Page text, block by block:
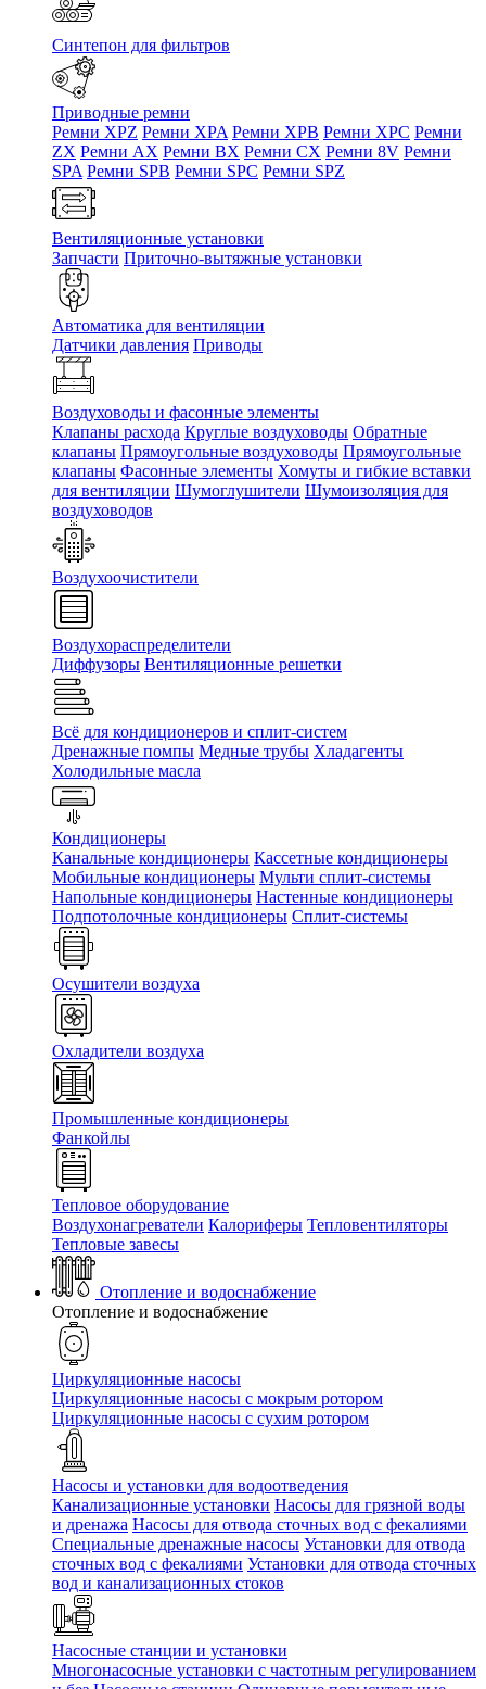
Синтепон для фильтров
Приводные ремни
Ремни XPZ Ремни XPA Ремни XPB Ремни XPC Ремни
ZX Ремни AX Ремни BX Ремни CX Ремни 8V Ремни
SPA Ремни SPB Ремни SPC Ремни SPZ
Вентиляционные установки
Запчасти Приточно-вытяжные установки
Автоматика для вентиляции
Датчики давления Приводы
Воздуховоды и фасонные элементы
Клапаны расхода Круглые воздуховоды Обратные
клапаны Прямоугольные воздуховоды Прямоугольные
клапаны Фасонные элементы Хомуты и гибкие вставки
для вентиляции Шумоглушители Шумоизоляция для
воздуховодов
Воздухоочистители
Воздухораспределители
Диффузоры Вентиляционные решетки
Всё для кондиционеров и сплит-систем
Дренажные помпы Медные трубы Хладагенты
Холодильные масла
Кондиционеры
Канальные кондиционеры Кассетные кондиционеры
Мобильные кондиционеры Мульти сплит-системы
Напольные кондиционеры Настенные кондиционеры
Подпотолочные кондиционеры Сплит-системы
Осушители воздуха
Охладители воздуха
Промышленные кондиционеры
Фанкойлы
Тепловое оборудование
Воздухонагреватели Калориферы Тепловентиляторы
Тепловые завесы
Отопление и водоснабжение
Отопление и водоснабжение
Циркуляционные насосы
Циркуляционные насосы с мокрым ротором
Циркуляционные насосы с сухим ротором
Насосы и установки для водоотведения
Канализационные установки Насосы для грязной воды
и дренажа Насосы для отвода сточных вод c фекалиями
Специальные дренажные насосы Установки для отвода
сточных вод c фекалиями Установки для отвода сточных
вод и канализационных стоков
Насосные станции и установки
Многонасосные установки с частотным регулированием